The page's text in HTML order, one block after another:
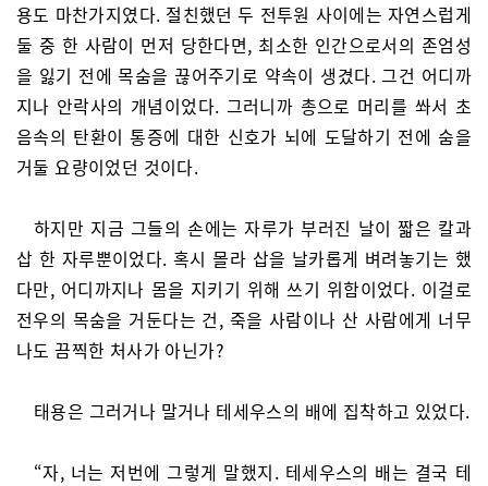
용도 마찬가지였다. 절친했던 두 전투원 사이에는 자연스럽게
둘 중 한 사람이 먼저 당한다면, 최소한 인간으로서의 존엄성
을 잃기 전에 목숨을 끊어주기로 약속이 생겼다. 그건 어디까
지나 안락사의 개념이었다. 그러니까 총으로 머리를 쏴서 초
음속의 탄환이 통증에 대한 신호가 뇌에 도달하기 전에 숨을
거둘 요량이었던 것이다.
하지만 지금 그들의 손에는 자루가 부러진 날이 짧은 칼과
삽 한 자루뿐이었다. 혹시 몰라 삽을 날카롭게 벼려놓기는 했
다만, 어디까지나 몸을 지키기 위해 쓰기 위함이었다. 이걸로
전우의 목숨을 거둔다는 건, 죽을 사람이나 산 사람에게 너무
나도 끔찍한 처사가 아닌가?
태용은 그러거나 말거나 테세우스의 배에 집착하고 있었다.
“자, 너는 저번에 그렇게 말했지. 테세우스의 배는 결국 테